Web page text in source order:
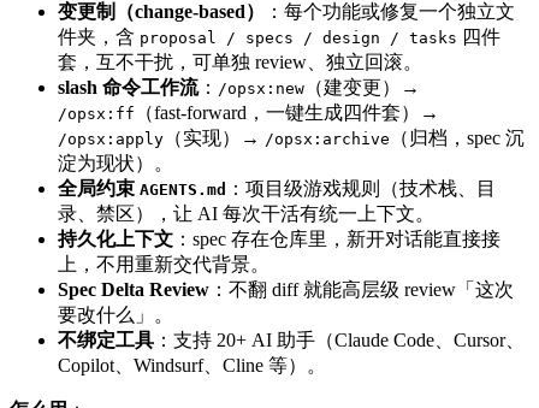
变更制（change-based）
：每个功能或修复一个独立文
件夹，含 proposal / specs / design / tasks 四件
套，互不干扰，可单独 review、独立回滚。
slash 命令工作流： /opsx:new （建变更）→
/opsx:ff （fast-forward，一键生成四件套）→
/opsx:apply （实现）→ /opsx:archive
（归档，spec 沉
淀为现状）。
全局约束 AGENTS.md
：项目级游戏规则（技术栈、目
录、禁区），让 AI 每次干活有统一上下文。
持久化上下文 ：spec 存在仓库里，新开对话能直接接
上，不用重新交代背景。
Spec Delta Review ：不翻 diff 就能高层级 review「这次
要改什么」。
不绑定工具 ：支持 20+ AI 助手（Claude Code、Cursor、
Copilot、Windsurf、Cline 等）。